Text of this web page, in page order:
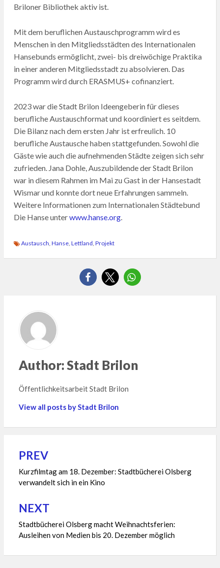
Briloner Bibliothek aktiv ist.
Mit dem beruflichen Austauschprogramm wird es
Menschen in den Mitgliedsstädten des Internationalen
Hansebunds ermöglicht, zwei- bis dreiwöchige Praktika
in einer anderen Mitgliedsstadt zu absolvieren. Das
Programm wird durch ERASMUS+ cofinanziert.
2023 war die Stadt Brilon Ideengeberin für dieses
berufliche Austauschformat und koordiniert es seitdem.
Die Bilanz nach dem ersten Jahr ist erfreulich. 10
berufliche Austausche haben stattgefunden. Sowohl die
Gäste wie auch die aufnehmenden Städte zeigen sich sehr
zufrieden. Jana Dohle, Auszubildende der Stadt Brilon
war in diesem Rahmen im Mai zu Gast in der Hansestadt
Wismar und konnte dort neue Erfahrungen sammeln.
Weitere Informationen zum Internationalen Städtebund
Die Hanse unterwww.hanse.org.
Austausch Hanse, Lettland Projekt
Author:Stadt Brilon
Öffentlichkeitsarbeit Stadt Brilon
View all posts by Stadt Brilon
Beitragsnavigation
PREV
Kurzfilmtag am 18. Dezember: Stadtbücherei Olsberg
verwandelt sich in ein Kino
NEXT
Stadtbücherei Olsberg macht Weihnachtsferien:
Ausleihen von Medien bis 20. Dezember möglich